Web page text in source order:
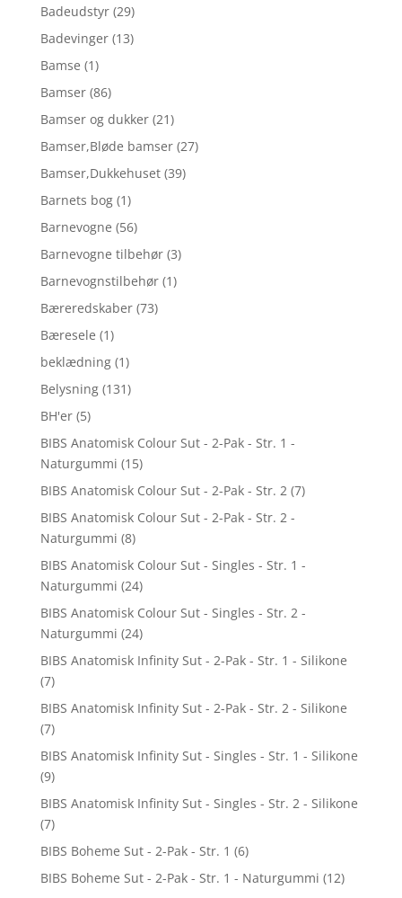
Badeudstyr (29)
Badevinger (13)
Bamse (1)
Bamser (86)
Bamser og dukker (21)
Bamser,Bløde bamser (27)
Bamser,Dukkehuset (39)
Barnets bog (1)
Barnevogne (56)
Barnevogne tilbehør (3)
Barnevognstilbehør (1)
Bæreredskaber (73)
Bæresele (1)
beklædning (1)
Belysning (131)
BH'er (5)
BIBS Anatomisk Colour Sut - 2-Pak - Str. 1 -
Naturgummi (15)
BIBS Anatomisk Colour Sut - 2-Pak - Str. 2 (7)
BIBS Anatomisk Colour Sut - 2-Pak - Str. 2 -
Naturgummi (8)
BIBS Anatomisk Colour Sut - Singles - Str. 1 -
Naturgummi (24)
BIBS Anatomisk Colour Sut - Singles - Str. 2 -
Naturgummi (24)
BIBS Anatomisk Infinity Sut - 2-Pak - Str. 1 - Silikone
(7)
BIBS Anatomisk Infinity Sut - 2-Pak - Str. 2 - Silikone
(7)
BIBS Anatomisk Infinity Sut - Singles - Str. 1 - Silikone
(9)
BIBS Anatomisk Infinity Sut - Singles - Str. 2 - Silikone
(7)
BIBS Boheme Sut - 2-Pak - Str. 1 (6)
BIBS Boheme Sut - 2-Pak - Str. 1 - Naturgummi (12)